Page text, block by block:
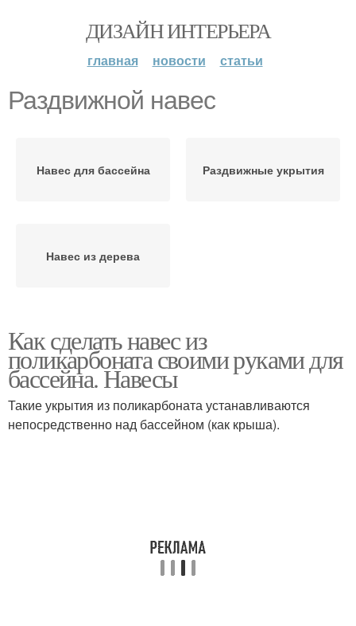
ДИЗАЙН ИНТЕРЬЕРА
главная новости статьи
Раздвижной навес
Навес для бассейна Раздвижные укрытия
Навес из дерева
Как сделать навес из
поликарбоната своими руками для
бассейна. Навесы
Такие укрытия из поликарбоната устанавливаются
непосредственно над бассейном (как крыша).